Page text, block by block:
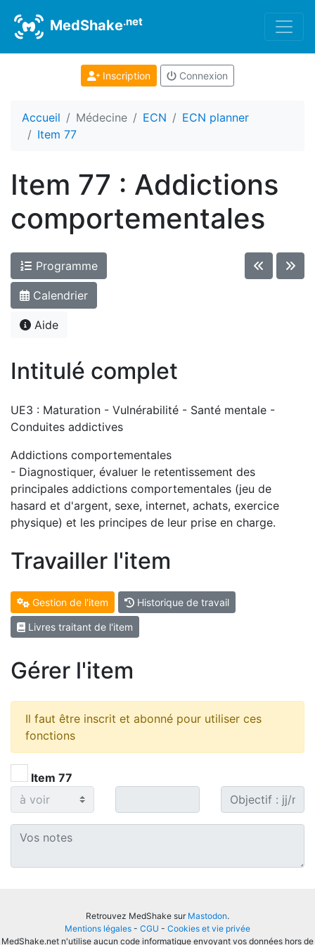
MedShake.net
Inscription Connexion
Accueil Médecine ECN
ECN planner
Item 77
Item 77 : Addictions
comportementales
Programme
Calendrier
Aide
Intitulé complet
UE3 : Maturation - Vulnérabilité - Santé mentale -
Conduites addictives
Addictions comportementales
- Diagnostiquer, évaluer le retentissement des
principales addictions comportementales (jeu de
hasard et d'argent, sexe, internet, achats, exercice
physique) et les principes de leur prise en charge.
Travailler l'item
Gestion de l'item Historique de travail
Livres traitant de l'item
Gérer l'item
Il faut être inscrit et abonné pour utiliser ces
fonctions
Item 77
Retrouvez MedShake sur Mastodon.
Mentions légales - CGU - Cookies et vie privée
MedShake.net n'utilise aucun code informatique envoyant vos données hors de